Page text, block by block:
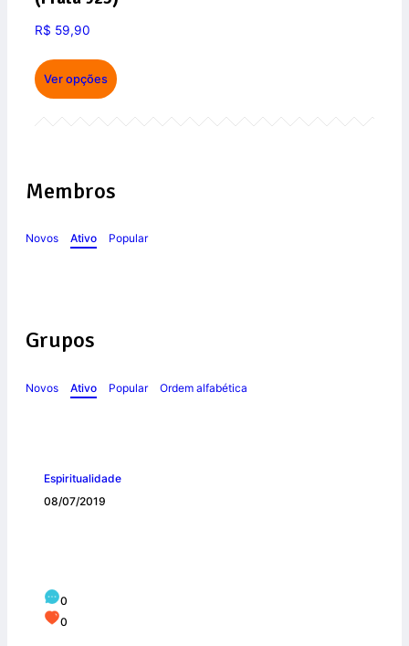
R$ 59,90
Ver opções
Membros
Novos Ativo Popular
Grupos
Novos Ativo Popular Ordem alfabética
Espiritualidade
08/07/2019
0
0